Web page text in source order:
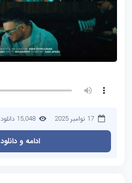
17 نوامبر 2025 15,048 دانلود
ادامه و دانلود